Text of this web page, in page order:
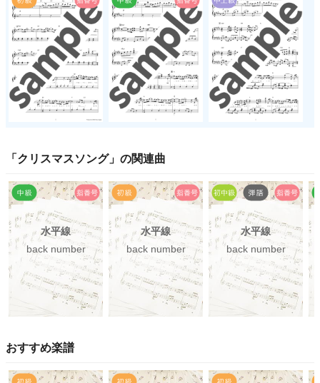
「 クリスマスソング」の関連曲
水平線
back number
水平線
back number
水平線
back number
おすすめ楽譜